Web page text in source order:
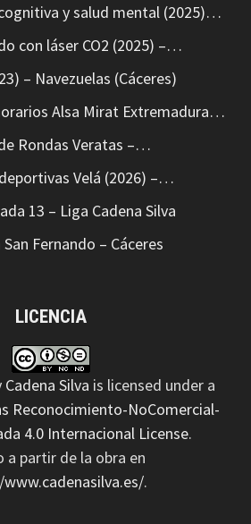
y salud mental (2025)…
con láser CO2 (2025) –…
– Navezuelas (Cáceres)
Alsa Mirat Extremadura…
Rondas Veratas –…
Velá (2026) –…
13 – Liga Cadena Silva
Fernando – Cáceres
LICENCIA
Cadena Silva is licensed under a
Reconocimiento-NoComercial-
4.0 Internacional License.
a partir de la obra en
.